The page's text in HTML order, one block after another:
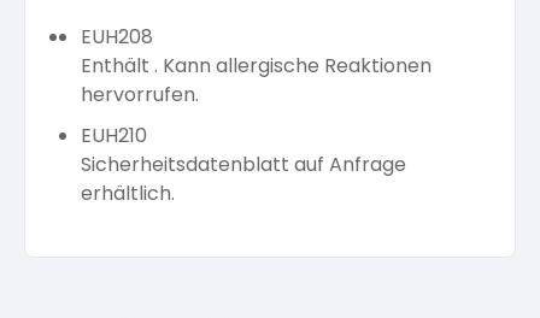
EUH208
Enthält . Kann allergische Reaktionen
hervorrufen.
EUH210
Sicherheitsdatenblatt auf Anfrage
erhältlich.